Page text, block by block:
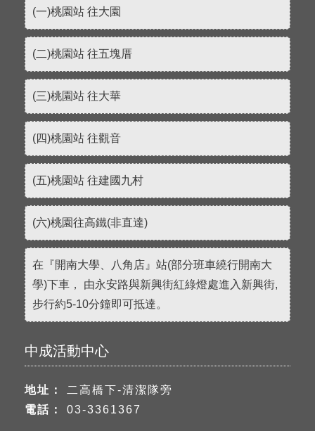
(一)桃園站 往大園
(二)桃園站 往五塊厝
(三)桃園站 往大華
(四)桃園站 往觀音
(五)桃園站 往建國九村
(六)桃園往高鐵(非直達)
在『開南大學、八角店』站(部分班車繞行開南大
學)下車， 由永安路與新興街紅綠燈處進入新興街,
步行約5-10分鐘即可抵達。
中成活動中心
地址：
二高橋下-清潔隊旁
電話：
03-3361367